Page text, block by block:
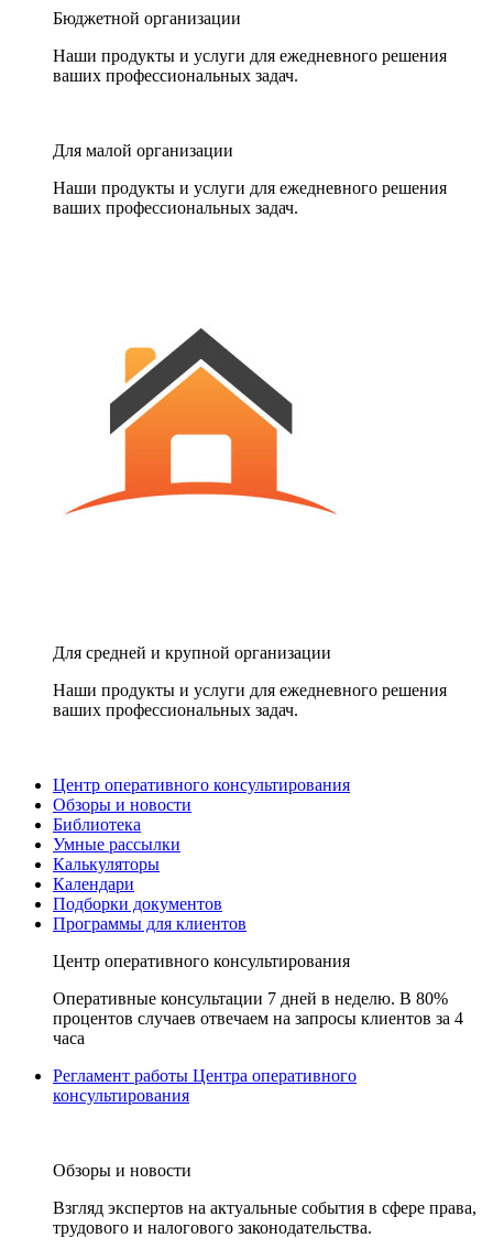
Бюджетной организации
Наши продукты и услуги для ежедневного решения
ваших профессиональных задач.
Для малой организации
Наши продукты и услуги для ежедневного решения
ваших профессиональных задач.
Для средней и крупной организации
Наши продукты и услуги для ежедневного решения
ваших профессиональных задач.
Центр оперативного консультирования
Обзоры и новости
Библиотека
Умные рассылки
Калькуляторы
Календари
Подборки документов
Программы для клиентов
Центр оперативного консультирования
Оперативные консультации 7 дней в неделю. В 80%
процентов случаев отвечаем на запросы клиентов за 4
часа
Регламент работы Центра оперативного
консультирования
Обзоры и новости
Взгляд экспертов на актуальные события в сфере права,
трудового и налогового законодательства.